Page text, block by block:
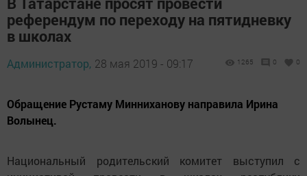
референдум по переходу на пятидневку
в школах
Администратор, 28 мая 2019 - 09:17 1265 0 0
Обращение Рустаму Минниханову направила Ирина
Волынец.
Национальный родительский комитет выступил с